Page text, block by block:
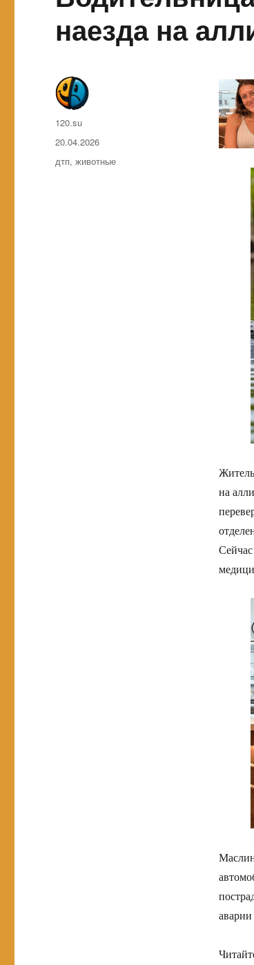
наезда на
на
Автор
120.su
Опубликовано
20.04.2026
Метки
дтп,животные